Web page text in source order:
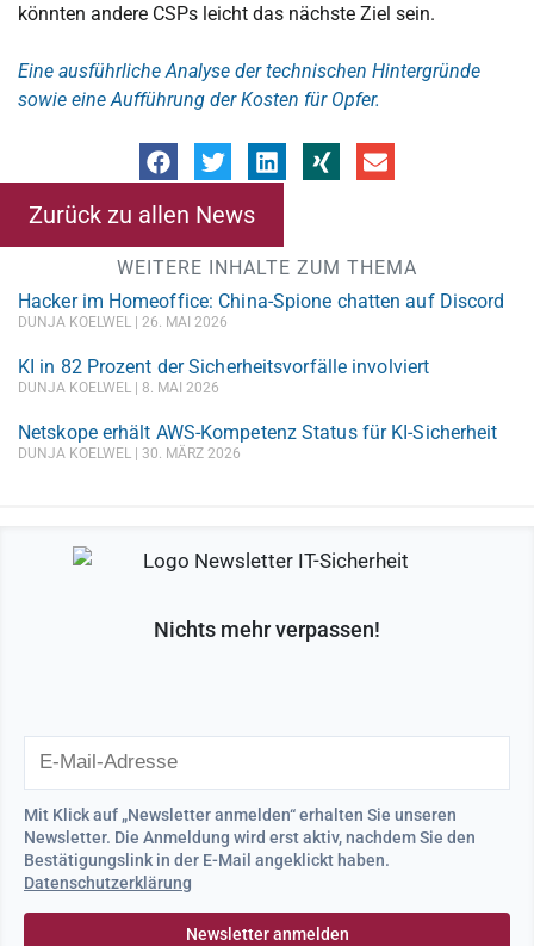
könnten andere CSPs leicht das nächste Ziel sein.
Eine ausführliche Analyse der technischen Hintergründe
sowie eine Aufführung der Kosten für Opfer.
Zurück zu allen News
WEITERE INHALTE ZUM THEMA
Hacker im Homeoffice: China-Spione chatten auf Discord
DUNJA KOELWEL 26. MAI 2026
KI in 82 Prozent der Sicherheitsvorfälle involviert
DUNJA KOELWEL 8. MAI 2026
Netskope erhält AWS-Kompetenz Status für KI-Sicherheit
DUNJA KOELWEL 30. MÄRZ 2026
Nichts mehr verpassen!
Mit Klick auf „Newsletter anmelden“ erhalten Sie unseren
Newsletter. Die Anmeldung wird erst aktiv, nachdem Sie den
Bestätigungslink in der E-Mail angeklickt haben.
Datenschutzerklärung